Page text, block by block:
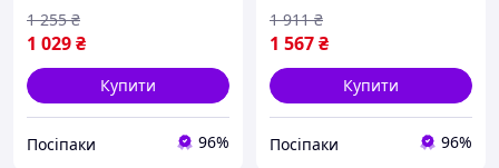
1 029₴
1 255 ₴
Купити
Посіпаки 96%
1 567₴
1 911 ₴
Купити
Посіпаки 96%